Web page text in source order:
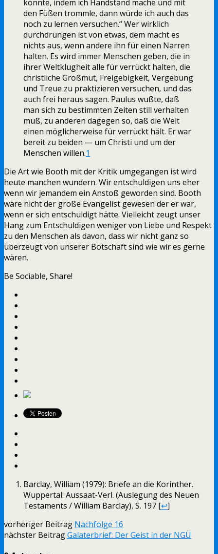
könnte, indem ich Handstand mache und mit
den Füßen trommle, dann würde ich auch das
noch zu lernen versuchen.“ Wer wirklich
durchdrungen ist von etwas, dem macht es
nichts aus, wenn andere ihn für einen Narren
halten. Es wird immer Menschen geben, die in
ihrer Weltklugheit alle für verrückt halten, die
christliche Großmut, Freigebigkeit, Vergebung
und Treue zu praktizieren versuchen, und das
auch frei heraus sagen. Paulus wußte, daß
man sich zu bestimmten Zeiten still verhalten
muß, zu anderen dagegen so, daß die Welt
einen möglicherweise für verrückt hält. Er war
bereit zu beiden — um Christi und um der
Menschen willen.1
Die Art wie Booth mit der Kritik umgegangen ist wird
heute manchen wundern. Wir entschuldigen uns eher
wenn wir jemandem ein Anstoß geworden sind. Booth
wäre nicht der große Evangelist gewesen der er war,
wenn er sich entschuldigt hätte. Vielleicht zeugt unser
Hang zum Entschuldigen weniger von Liebe und Respekt
zu den Menschen als davon, dass wir nicht ganz so
überzeugt von unserer Botschaft sind wie wir es gerne
wären.
Be Sociable, Share!
Barclay, William (1979): Briefe an die Korinther.
Wuppertal: Aussaat-Verl. (Auslegung des Neuen
Testaments / William Barclay), S. 197 [↩]
vorheriger Beitrag Nachfolge 16
nächster BeitragGalaterbrief: Der Geist in der NGÜ